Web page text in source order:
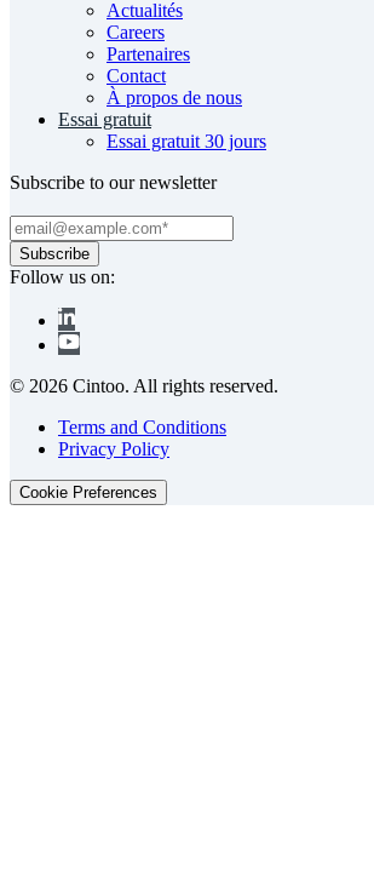
Actualités
Careers
Partenaires
Contact
À propos de nous
Essai gratuit
Essai gratuit 30 jours
Subscribe to our newsletter
Follow us on:
© 2026 Cintoo. All rights reserved.
Terms and Conditions
Privacy Policy
Cookie Preferences